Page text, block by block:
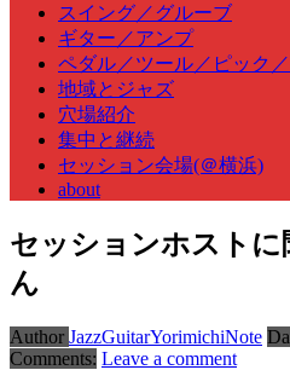
スイング／グルーブ
ギター／アンプ
ペダル／ツール／ピック
地域とジャズ
穴場紹介
集中と継続
セッション会場(＠横浜)
about
セッションホスト
ん
Author JazzGuitarYorimichiNote
Comments: Leave a comment